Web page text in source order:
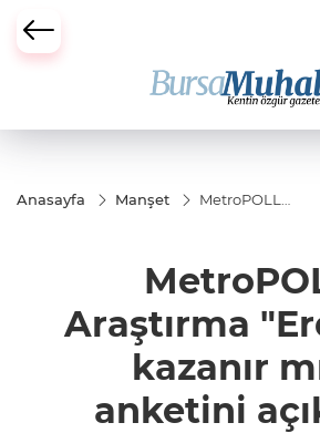
Büyükşehir Darbesi
Anasayfa Manşet
MetroPOLL
Araştırma
kazanır
anketini